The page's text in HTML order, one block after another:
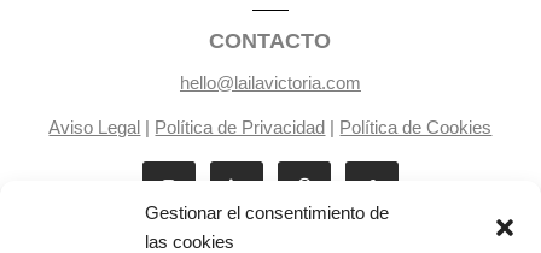
Gestionar el consentimiento de
las cookies
CONTACTO
hello@lailavictoria.com
Aviso Legal | Política de Privacidad | Política de Cookies